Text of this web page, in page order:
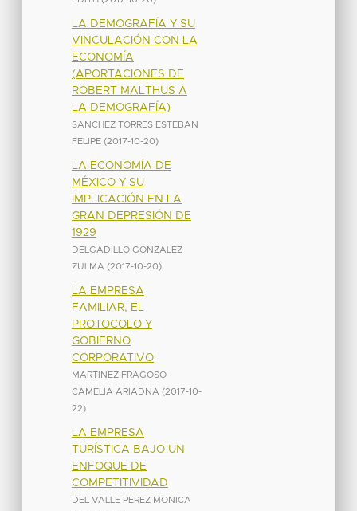
LA DEMOGRAFÍA Y SU
VINCULACIÓN CON LA
ECONOMÍA
(APORTACIONES DE
ROBERT MALTHUS A
LA DEMOGRAFÍA)
SANCHEZ TORRES ESTEBAN
FELIPE (2017-10-20)
LA ECONOMÍA DE
MÉXICO Y SU
IMPLICACIÓN EN LA
GRAN DEPRESIÓN DE
1929
DELGADILLO GONZALEZ
ZULMA (2017-10-20)
LA EMPRESA
FAMILIAR, EL
PROTOCOLO Y
GOBIERNO
CORPORATIVO
MARTINEZ FRAGOSO
CAMELIA ARIADNA (2017-10-
22)
LA EMPRESA
TURÍSTICA BAJO UN
ENFOQUE DE
COMPETITIVIDAD
DEL VALLE PEREZ MONICA